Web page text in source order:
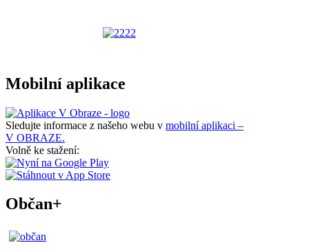
Mobilní aplikace
Sledujte informace z našeho webu v mobilní aplikaci –
V OBRAZE.
Volně ke stažení:
Občan+